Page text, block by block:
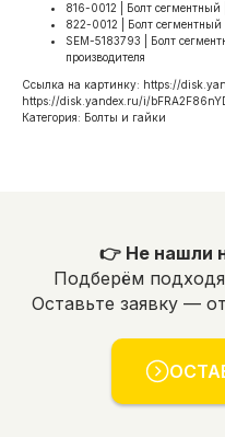
816-0012 | Болт
822-0012 | Болт
SEM-5183793 | Болт
производителя
Ссылка на картинку: https://
https://disk.yandex.ru/i/
Категория: Болты и гайки
👉 Не нашли
Подберём
Оставьте заявку —